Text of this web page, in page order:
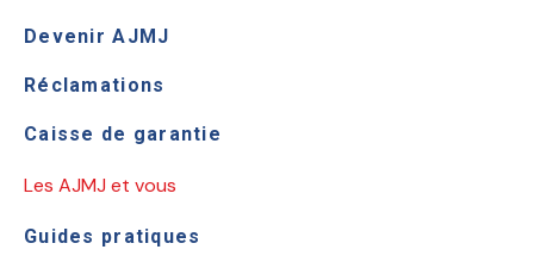
Devenir AJMJ
Réclamations
Caisse de garantie
Les AJMJ et vous
Guides pratiques